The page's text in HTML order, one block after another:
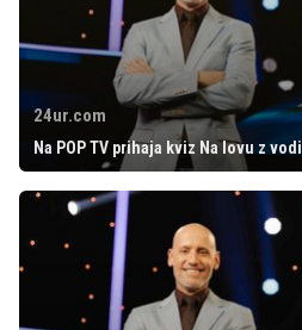
24ur.com
Na POP TV prihaja kviz Na lovu z